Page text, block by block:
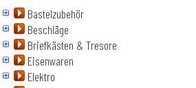
Bastelzubehör
Beschläge
Briefkästen & Tresore
Eisenwaren
Elektro